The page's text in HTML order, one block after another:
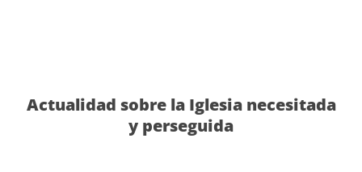
Actualidad sobre la Iglesia necesitada
y perseguida